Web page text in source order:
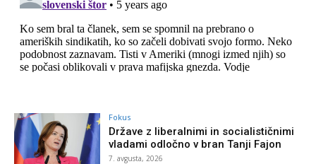
Fokus
Države z liberalnimi in socialističnimi
vladami odločno v bran Tanji Fajon
7. avgusta, 2026